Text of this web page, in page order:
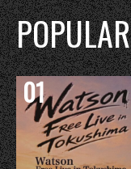
POPULAR